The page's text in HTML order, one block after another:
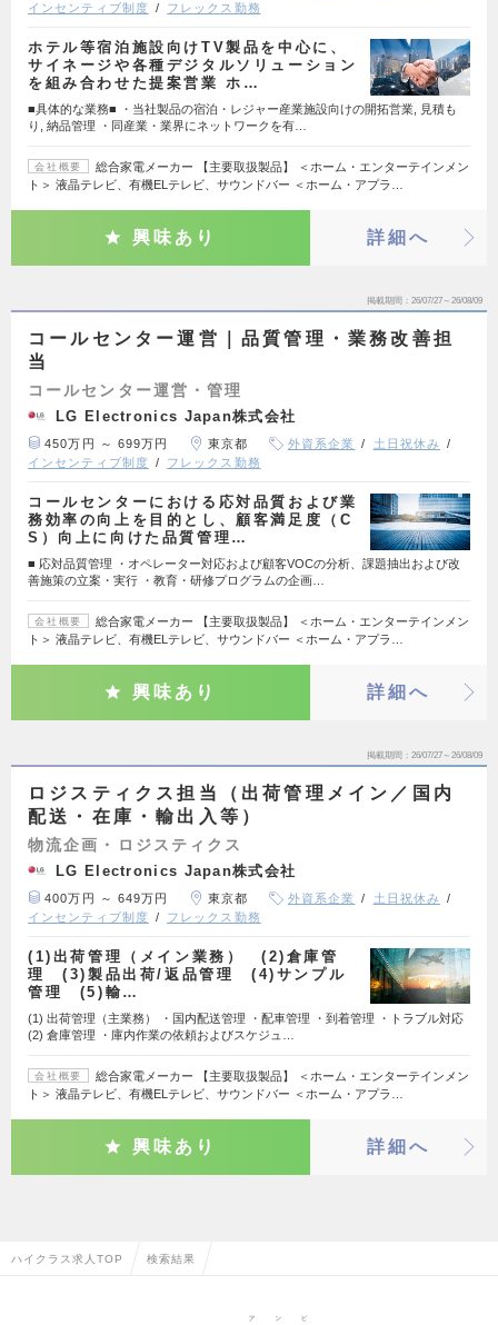
インセンティブ制度
フレックス勤務
ホテル等宿泊施設向けTV製品を中心に、
サイネージや各種デジタルソリューション
を組み合わせた提案営業 ホ…
■具体的な業務■ ・当社製品の宿泊・レジャー産業施設向けの開拓営業, 見積も
り, 納品管理 ・同産業・業界にネットワークを有…
会社概要
総合家電メーカー 【主要取扱製品】 ＜ホーム・エンターテインメン
ト＞ 液晶テレビ、有機ELテレビ、サウンドバー ＜ホーム・アプラ…
興味あり 詳細へ
掲載期間 26/07/27～26/08/09
コールセンター運営｜品質管理・業務改善担
当
コールセンター運営・管理
LG Electronics Japan株式会社
450万円 ～ 699万円 東京都 外資系企業
土日祝休み
インセンティブ制度
フレックス勤務
コールセンターにおける応対品質および業
務効率の向上を目的とし、顧客満足度（C
S）向上に向けた品質管理…
■ 応対品質管理 ・オペレーター対応および顧客VOCの分析、課題抽出および改
善施策の立案・実行 ・教育・研修プログラムの企画…
会社概要
総合家電メーカー 【主要取扱製品】 ＜ホーム・エンターテインメン
ト＞ 液晶テレビ、有機ELテレビ、サウンドバー ＜ホーム・アプラ…
興味あり 詳細へ
掲載期間 26/07/27～26/08/09
ロジスティクス担当（出荷管理メイン／国内
配送・在庫・輸出入等）
物流企画・ロジスティクス
LG Electronics Japan株式会社
400万円 ～ 649万円 東京都 外資系企業
土日祝休み
インセンティブ制度
フレックス勤務
(1)出荷管理（メイン業務） (2)倉庫管
理 (3)製品出荷/返品管理 (4)サンプル
管理 (5)輸…
(1) 出荷管理（主業務） ・国内配送管理 ・配車管理 ・到着管理 ・トラブル対応
(2) 倉庫管理 ・庫内作業の依頼およびスケジュ…
会社概要
総合家電メーカー 【主要取扱製品】 ＜ホーム・エンターテインメン
ト＞ 液晶テレビ、有機ELテレビ、サウンドバー ＜ホーム・アプラ…
興味あり 詳細へ
ハイクラス求人TOP 検索結果